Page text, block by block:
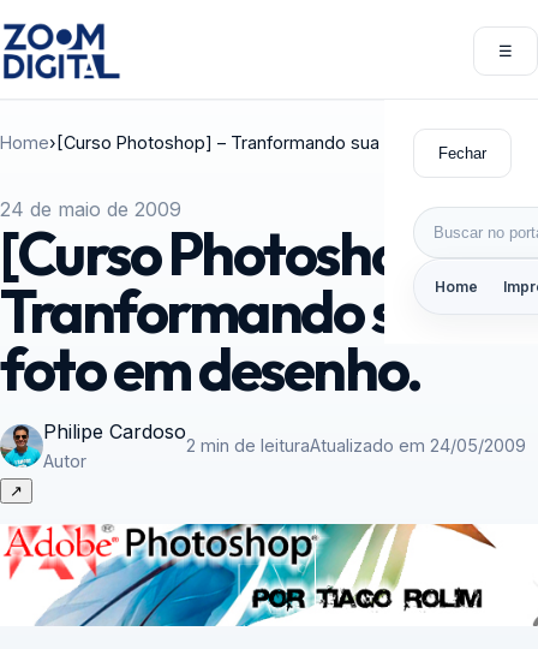
☰
Fechar
Buscar por:
Home
Home› [Curso Photoshop] – Tranformando sua foto em desenho.
24 de maio de 2009
[Curso Photoshop] –
Tranformando sua
foto em desenho.
Philipe Cardoso
Autor
2 min de leituraAtualizado em 24/05/2009
↗